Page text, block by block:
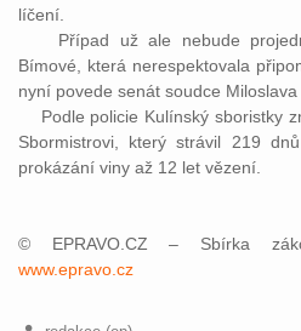
líčení.
Případ už ale nebude
Bímové, která nerespektovala
nyní povede senát soudce Miloslava
Podle policie Kulínský sboristky
Sbormistrovi, který strávil 219
prokázání viny až 12 let vězení.
© EPRAVO.CZ – Sbírka
www.epravo.cz